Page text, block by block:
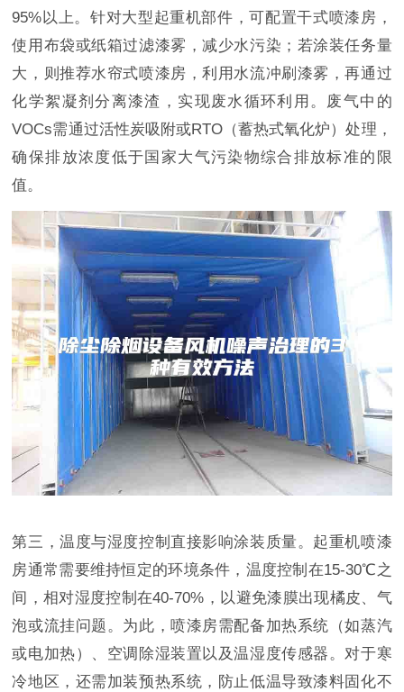
95%以上。针对大型起重机部件，可配置干式喷漆房，
使用布袋或纸箱过滤漆雾，减少水污染；若涂装任务量
大，则推荐水帘式喷漆房，利用水流冲刷漆雾，再通过
化学絮凝剂分离漆渣，实现废水循环利用。废气中的
VOCs需通过活性炭吸附或RTO（蓄热式氧化炉）处理，
确保排放浓度低于国家大气污染物综合排放标准的限
值。
第三，温度与湿度控制直接影响涂装质量。起重机喷漆
房通常需要维持恒定的环境条件，温度控制在15-30℃之
间，相对湿度控制在40-70%，以避免漆膜出现橘皮、气
泡或流挂问题。为此，喷漆房需配备加热系统（如蒸汽
或电加热）、空调除湿装置以及温湿度传感器。对于寒
冷地区，还需加装预热系统，防止低温导致漆料固化不